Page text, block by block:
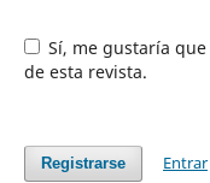
Sí, me gustaría que me contactaran para revisar artículos
de esta revista.
Registrarse Entrar